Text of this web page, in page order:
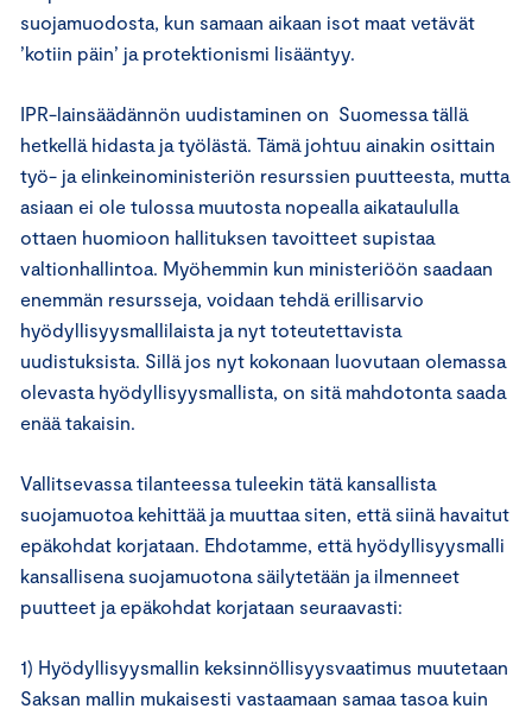
suojamuodosta, kun samaan aikaan isot maat vetävät
’kotiin päin’ ja protektionismi lisääntyy.
IPR-lainsäädännön uudistaminen on Suomessa tällä
hetkellä hidasta ja työlästä. Tämä johtuu ainakin osittain
työ- ja elinkeinoministeriön resurssien puutteesta, mutta
asiaan ei ole tulossa muutosta nopealla aikataululla
ottaen huomioon hallituksen tavoitteet supistaa
valtionhallintoa. Myöhemmin kun ministeriöön saadaan
enemmän resursseja, voidaan tehdä erillisarvio
hyödyllisyysmallilaista ja nyt toteutettavista
uudistuksista. Sillä jos nyt kokonaan luovutaan olemassa
olevasta hyödyllisyysmallista, on sitä mahdotonta saada
enää takaisin.
Vallitsevassa tilanteessa tuleekin tätä kansallista
suojamuotoa kehittää ja muuttaa siten, että siinä havaitut
epäkohdat korjataan. Ehdotamme, että hyödyllisyysmalli
kansallisena suojamuotona säilytetään ja ilmenneet
puutteet ja epäkohdat korjataan seuraavasti:
1) Hyödyllisyysmallin keksinnöllisyysvaatimus muutetaan
Saksan mallin mukaisesti vastaamaan samaa tasoa kuin